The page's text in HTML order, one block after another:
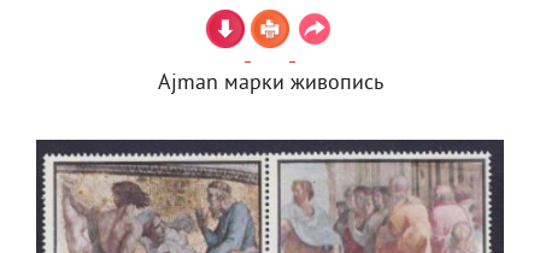
Ajman марки живопись